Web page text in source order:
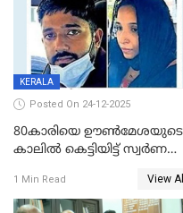
KERALA
Posted On 24-12-2025
80കാരിയെ ഊൺമേശയുടെ
കാലിൽ കെട്ടിയിട്ട് സ്വർണവും
കൊച്ചുമകനും സുഹൃത്തും
അറസ്റ്റിൽ
1 Min Read View All